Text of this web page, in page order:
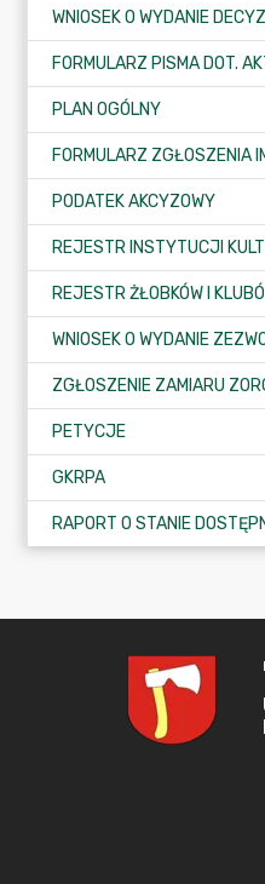
PLAN OGÓLNY
PODATEK AKCYZOWY
REJESTR INSTYTUCJI
PETYCJE
GKRPA
RAPORT O STANIE